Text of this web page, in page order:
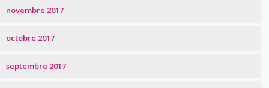
novembre 2017
octobre 2017
septembre 2017